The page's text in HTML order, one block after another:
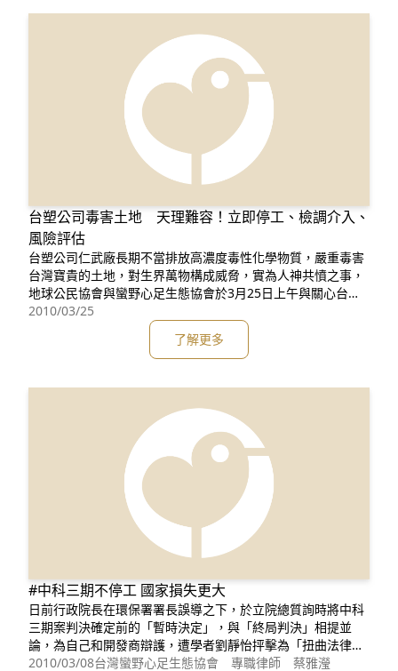
台塑公司毒害土地 天理難容！立即停工、檢調介入、
風險評估
台塑公司仁武廠長期不當排放高濃度毒性化學物質，嚴重毒害
台灣寶貴的土地，對生界萬物構成威脅，實為人神共憤之事，
地球公民協會與蠻野心足生態協會於3月25日上午與關心台灣
生態環境的民眾，共同到台塑公司仁武廠表達抗議，並針對本
自民國91年即得知洩漏情事，竟長期隱匿不報，任由多種毒性
化學物質在土壤、地下水中繼續流竄，毒害我們的土地家園，
2010/03/25
了解更多
#中科三期不停工 國家損失更大
日前行政院長在環保署署長誤導之下，於立院總質詢時將中科
三期案判決確定前的「暫時決定」，與「終局判決」相提並
論，為自己和開發商辯護，遭學者劉靜怡抨擊為「扭曲法律基
本邏輯之至」。而環保署綜計處則投書反擊稱：法院仍有「難
2010/03/08台灣蠻野心足生態協會 專職律師 蔡雅瀅